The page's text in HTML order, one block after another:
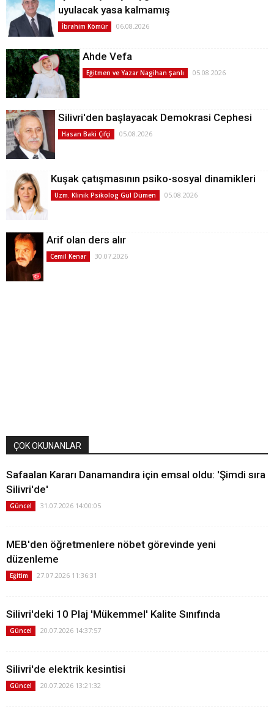
uyulacak yasa kalmamış
İbrahim Kömür 06.08.2026
Ahde Vefa
Eğitmen ve Yazar Nagihan Şanlı 05.08.2026
Silivri'den başlayacak Demokrasi Cephesi
Hasan Baki Çifçi 05.08.2026
Kuşak çatışmasının psiko-sosyal dinamikleri
Uzm. Klinik Psikolog Gül Dümen 05.08.2026
Arif olan ders alır
Cemil Kenar 30.07.2026
ÇOK OKUNANLAR
Safaalan Kararı Danamandıra için emsal oldu: 'Şimdi sıra
Silivri'de'
Güncel 31.07.2026 14:00:05
MEB'den öğretmenlere nöbet görevinde yeni
düzenleme
Eğitim 27.07.2026 11:36:31
Silivri'deki 10 Plaj 'Mükemmel' Kalite Sınıfında
Güncel 20.07.2026 14:37:57
Silivri'de elektrik kesintisi
Güncel 20.07.2026 13:21:32